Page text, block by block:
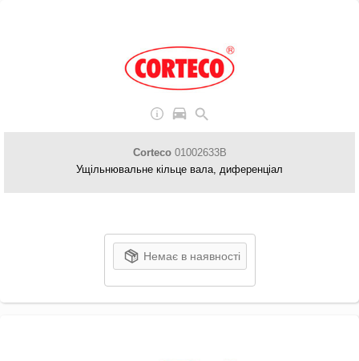
Corteco01002633B
Ущільнювальне кільце вала, диференціал
Немає в наявності